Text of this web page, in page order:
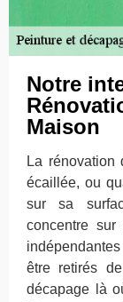
Notre
Maison
La
écaillée, ou
sur sa
concentre sur
être retirés
décapage là